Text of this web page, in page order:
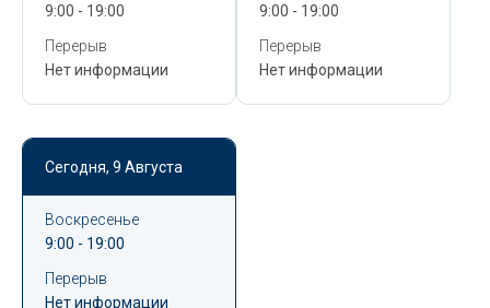
9:00 - 19:00
Перерыв
Нет информации
9:00 - 19:00
Перерыв
Нет информации
Сегодня, 9 Августа
Воскресенье
9:00 - 19:00
Перерыв
Нет информации